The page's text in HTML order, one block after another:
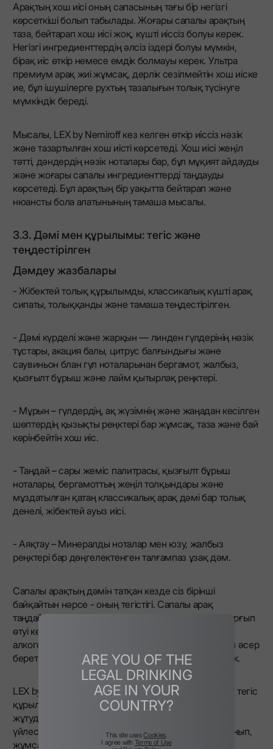
ARE YOU OF THE
LEGAL DRINKING
AGE IN YOUR
COUNTRY?
This site usesCookies.
I agree with Terms of Use
Арақтың хош иісі оның сапасының тағы бір негізгі
көрсеткіші болып табылады. Жоғары сапалы арақтың
таза, бейтарап хош иісі жоқ, күшті иіссіз болуы керек.
Негізгі ингредиенттердің әлсіз іздері болуы мүмкін,
бірақ иіс өткір немесе емдік болмауы керек. Ультра
премиум арақ жиі жұмсақ, дерлік сезілмейтін хош иіске
ие, бұл ішушілерге рухтың тазалығын толық түсінуге
мүмкіндік береді.
Мысалы, LEX by Nemiroff кез келген өткір иіссіз нәзік
және тазартылған хош иісті көрсетеді. Хош иісі жеңіл
тәтті, дәндердің нәзік ноталары бар, бұл мұқият айдауды
және жоғары сапалы ингредиенттерді таңдауды
көрсетеді. Бұл арақтың бір уақытта бейтарап және
нюансты бола алатынының тамаша мысалы.
3.3. Дәмі мен құрылымы: тегіс және
теңдестірілген
Дәмдеу жазбалары
- Жібектей толық құрылымды, классикалық күшті арақ
сипаты, толыққанды және тамаша теңдестірілген.
- Дәмі күрделі және жарқын — линден гүлдерінің нәзік
тұстары, акация балы, цитрус балғындығы және
саувиньон блан гүл ноталарынан бергамот, жалбыз,
қызғылт бұрыш және лайм қытырлақ реңктері.
- Мұрын – гүлдердің, ақ жүзімнің және жаңадан кесілген
шөптердің қызықты реңктері бар жұмсақ, таза және бай
көрінбейтін хош иіс.
- Таңдай – сары жеміс палитрасы, қызғылт бұрыш
ноталары, бергамоттың жеңіл толқындары және
мұздатылған қатаң классикалық арақ дәмі бар толық
денелі, жібектей ауыз иісі.
- Аяқтау – Минералды ноталар мен юзу, жалбыз
реңктері бар дөңгелектенген талғампаз ұзақ дәм.
Сапалы арақтың дәмін татқан кезде сіз бірінші
байқайтын нәрсе - оның тегістігі. Сапалы арақ
таңдайдың үстінде ешбір қаттылықсыз, күйіксіз сырғып
өтуі керек. Ол теңдестірілген дәмді ұсынуы керек,
алкогольден кейінгі дәмсіз. Дәм профилі сергітетін әсер
беретін қытырлақ, таза және дөңгелек болуы керек.
LEX by Nemiroff осыған байланысты өзінің жібектей тегіс
құрылымымен ерекшеленеді, бұл коктейльдерді
жұтуды немесе араластыруды жеңілдетеді. Дәмі
үйлесімді теңдестірілген, дәннің нәзік иістерін ұсынып,
жұмсақ тәттілікпен және әрлеудегі бұрыштың